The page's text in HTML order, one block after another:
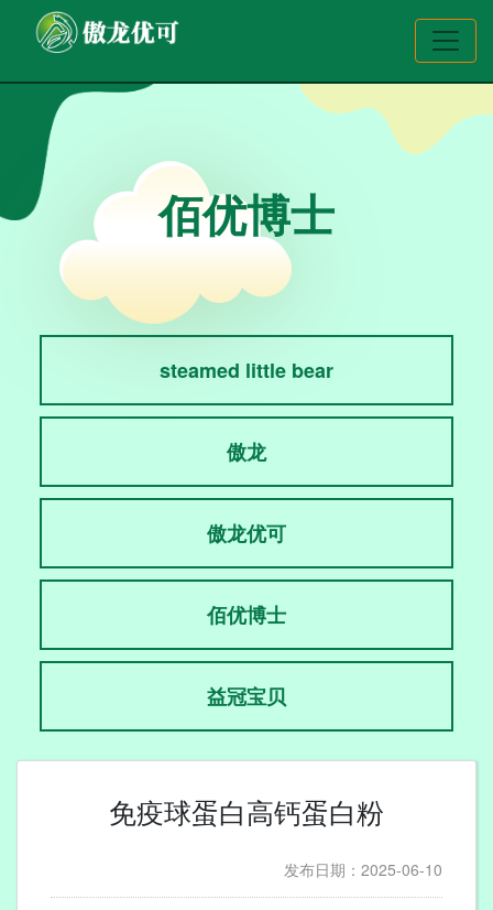
佰优博士
steamed little bear
傲龙
傲龙优可
佰优博士
益冠宝贝
免疫球蛋白高钙蛋白粉
发布日期：2025-06-10